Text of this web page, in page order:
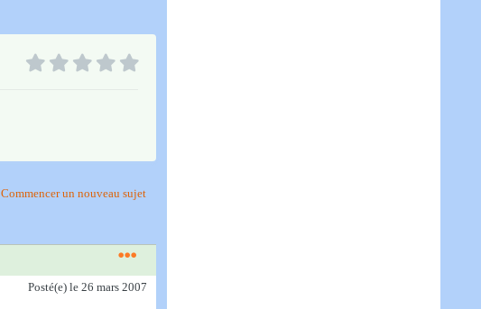
Commencer un nouveau sujet
Posté(e) le 26 mars 2007